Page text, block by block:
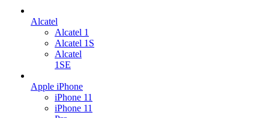
Alcatel
Alcatel 1
Alcatel 1S
Alcatel
1SE
Apple iPhone
iPhone 11
iPhone 11